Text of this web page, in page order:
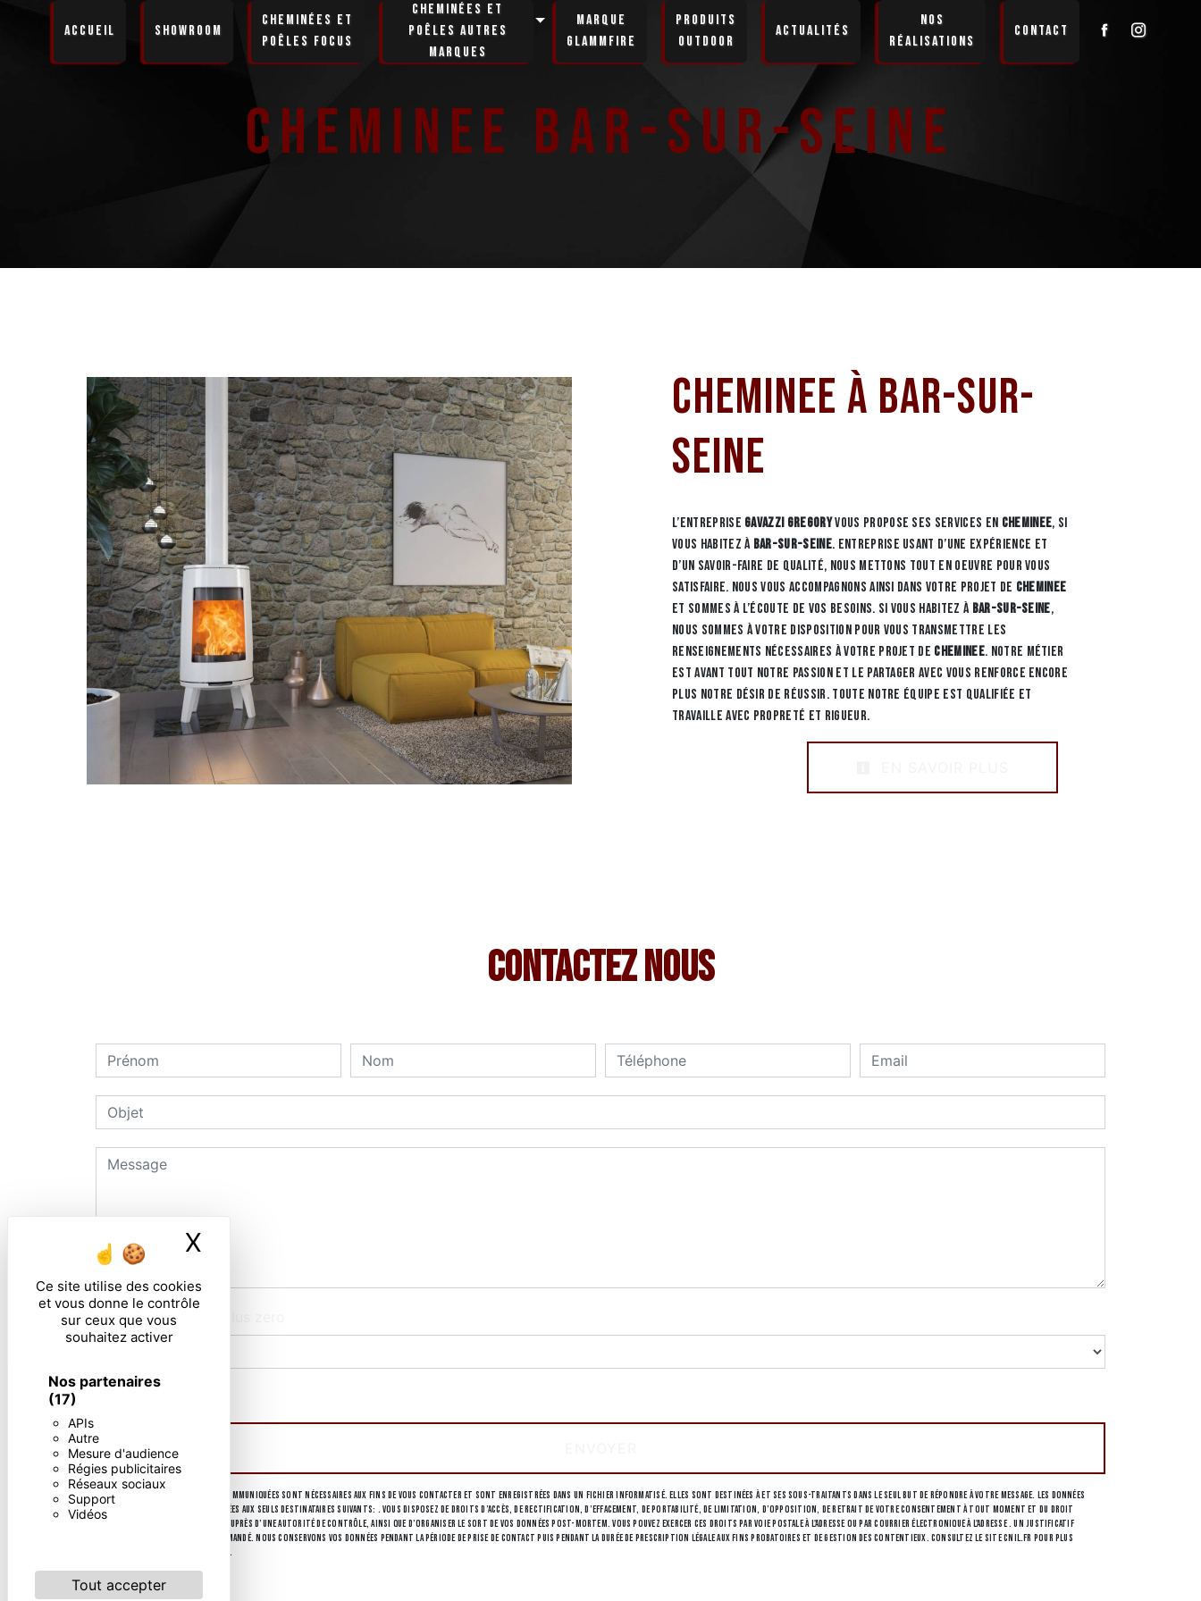
Ce site utilise des cookies
et vous donne le contrôle
sur ceux que vous
souhaitez activer
Nos partenaires
(17)
APIs
Autre
Mesure d'audience
Régies publicitaires
Réseaux sociaux
Support
Vidéos
Tout accepter
X
Accueil Showroom
Cheminées et
Poêles Focus
Cheminées et
poêles autres
marques
Marque
GlammFire
Produits
Outdoor
Actualités
Nos
réalisations
Contact
Cheminee Bar-Sur-Seine
Cheminee à Bar-Sur-
Seine
L’entreprise GAVAZZI GREGORYvous propose ses services en Cheminee, si
vous habitez à Bar-Sur-Seine. Entreprise usant d’une expérience et
d’un savoir-faire de qualité, nous mettons tout en oeuvre pour vous
satisfaire. Nous vous accompagnons ainsi dans votre projet de Cheminee
et sommes à l’écoute de vos besoins. Si vous habitez à Bar-Sur-Seine,
nous sommes à votre disposition pour vous transmettre les
renseignements nécessaires à votre projet de Cheminee. Notre métier
est avant tout notre passion et le partager avec vous renforce encore
plus notre désir de réussir. Toute notre équipe est qualifiée et
travaille avec propreté et rigueur.
Contactez nous
Combien font huit plus zero
** Les données personnelles communiquées sont nécessaires aux fins de vous contacter et sont enregistrées dans un fichier informatisé. Elles sont destinées à et ses sous-traitants dans le seul but de répondre à votre message. Les données
collectées seront communiquées aux seuls destinataires suivants: . Vous disposez de droits d’accès, de rectification, d’effacement, de portabilité, de limitation, d’opposition, de retrait de votre consentement à tout moment et du droit
d’introduire une réclamation auprès d’une autorité de contrôle, ainsi que d’organiser le sort de vos données post-mortem. Vous pouvez exercer ces droits par voie postale à l'adresse ou par courrier électronique à l'adresse . Un justificatif
d'identité pourra vous être demandé. Nous conservons vos données pendant la période de prise de contact puis pendant la durée de prescription légale aux fins probatoires et de gestion des contentieux. Consultez le site cnil.fr pour plus
d’informations sur vos droits.